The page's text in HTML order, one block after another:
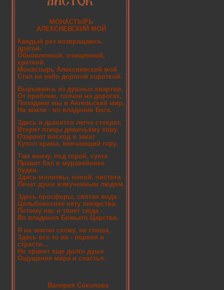
МОНАСТЫРЬ
АЛЕКСИЕВСКИЙ МОЙ
Каждый раз возвращаюсь
другой-
Обновленной, очищенной,
кроткой.
Монастырь Алексиевский мой
Стал на небо дорогой короткой.
Вырываясь из душных квартир,
От проблем, толчеи на дорогах,
Попадаем мы в Ангельский мир,
На земле - во владения Бога.
Здесь и дышится легче стократ,
Вторят птицы девичьему хору.
Озаряют восход и закат
Купол храма, венчающий гору.
Там внизу, под горой, суета
Правит бал в муравейнике
буден.
Здесь молитвы, покой, чистота
Лечат души измученным людям.
Здесь просфоры, святая вода -
Цельбоноснее нету лекарства.
Потому нас и тянет сюда -
Во владения Божьего Царства.
Я на землю схожу, не спеша,
Здесь все то же - пороки и
страсти...
Но хранит еще долго душа
Ощущение мира и счастья.
Валерия Соколова